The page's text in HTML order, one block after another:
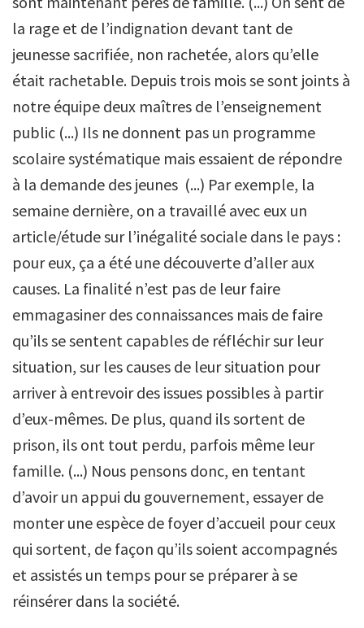
la rage et de l’indignation devant tant de
jeunesse sacrifiée, non rachetée, alors qu’elle
était rachetable. Depuis trois mois se sont joints à
notre équipe deux maîtres de l’enseignement
public (...) Ils ne donnent pas un programme
scolaire systématique mais essaient de répondre
à la demande des jeunes (...) Par exemple, la
semaine dernière, on a travaillé avec eux un
article/étude sur l’inégalité sociale dans le pays :
pour eux, ça a été une découverte d’aller aux
causes. La finalité n’est pas de leur faire
emmagasiner des connaissances mais de faire
qu’ils se sentent capables de réfléchir sur leur
situation, sur les causes de leur situation pour
arriver à entrevoir des issues possibles à partir
d’eux-mêmes. De plus, quand ils sortent de
prison, ils ont tout perdu, parfois même leur
famille. (...) Nous pensons donc, en tentant
d’avoir un appui du gouvernement, essayer de
monter une espèce de foyer d’accueil pour ceux
qui sortent, de façon qu’ils soient accompagnés
et assistés un temps pour se préparer à se
réinsérer dans la société.